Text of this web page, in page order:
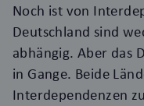
Noch ist von
Deutschland sind
abhängig. Aber das
in Gange. Beide
Interdependenzen